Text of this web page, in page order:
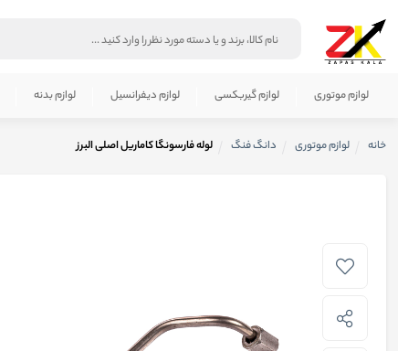
لوازم موتوری لوازم گیربکسی لوازم دیفرانسیل لوازم بدنه
خانه لوازم موتوری دانگ فنگ لوله فارسونگا کاماریل اصلی البرز